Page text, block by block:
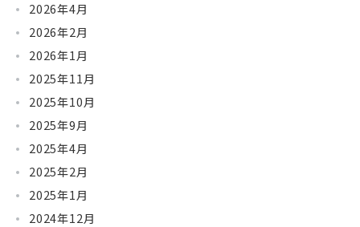
2026年4月
2026年2月
2026年1月
2025年11月
2025年10月
2025年9月
2025年4月
2025年2月
2025年1月
2024年12月